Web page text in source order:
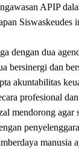
APIP
dengan dua
bersinergi dan
akuntabilitas
profesional
mendorong